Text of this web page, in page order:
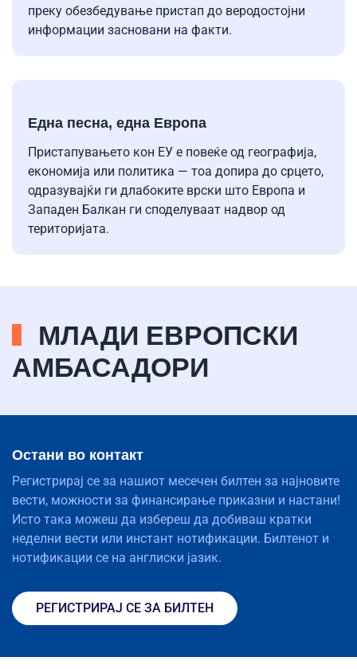
преку обезбедување пристап до веродостојни
информации засновани на факти.
Една песна, една Европа
Пристапувањето кон ЕУ е повеќе од географија,
економија или политика — тоа допира до срцето,
одразувајќи ги длабоките врски што Европа и
Западен Балкан ги споделуваат надвор од
територијата.
МЛАДИ ЕВРОПСКИ
АМБАСАДОРИ
Остани во контакт
Регистрирај се за нашиот месечен билтен за најновите
вести, можности за финансирање приказни и настани!
Исто така можеш да избереш да добиваш кратки
неделни вести или инстант нотификации. Билтенот и
нотификации се на англиски јазик.
РЕГИСТРИРАЈ СЕ ЗА БИЛТЕН